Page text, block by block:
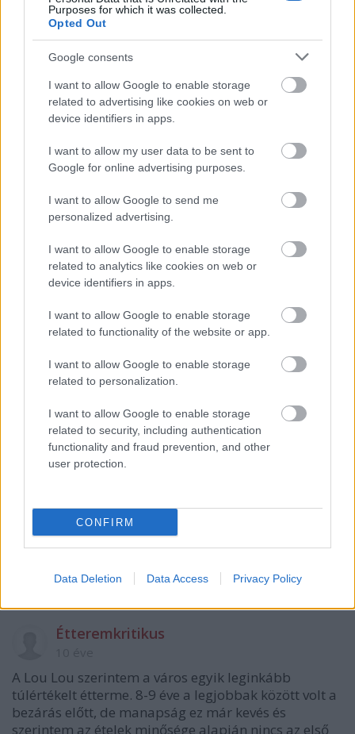
Purposes for which it was collected.
Opted Out
Google consents
I want to allow Google to enable storage
related to advertising like cookies on web or
device identifiers in apps.
I want to allow my user data to be sent to
Google for online advertising purposes.
I want to allow Google to send me
personalized advertising.
I want to allow Google to enable storage
related to analytics like cookies on web or
device identifiers in apps.
I want to allow Google to enable storage
related to functionality of the website or app.
I want to allow Google to enable storage
related to personalization.
I want to allow Google to enable storage
related to security, including authentication
functionality and fraud prevention, and other
user protection.
CONFIRM
Data Deletion Data Access Privacy Policy
éttermeink?
5 izgalmas és megfizethető hely a
városban, ami soha nem fog csillagot
kapni
csillag
Szólj hozzá!
A hozzászóláshoz be kell lépned!
Étteremkritikus
A Lou Lou szerintem a város egyik leginkább
túlértékelt étterme. 8-9 éve a legjobbak között volt a
bezárás előtt, de manapság ez már kevés és
szerintem az ételek minősége alapján nincs az első